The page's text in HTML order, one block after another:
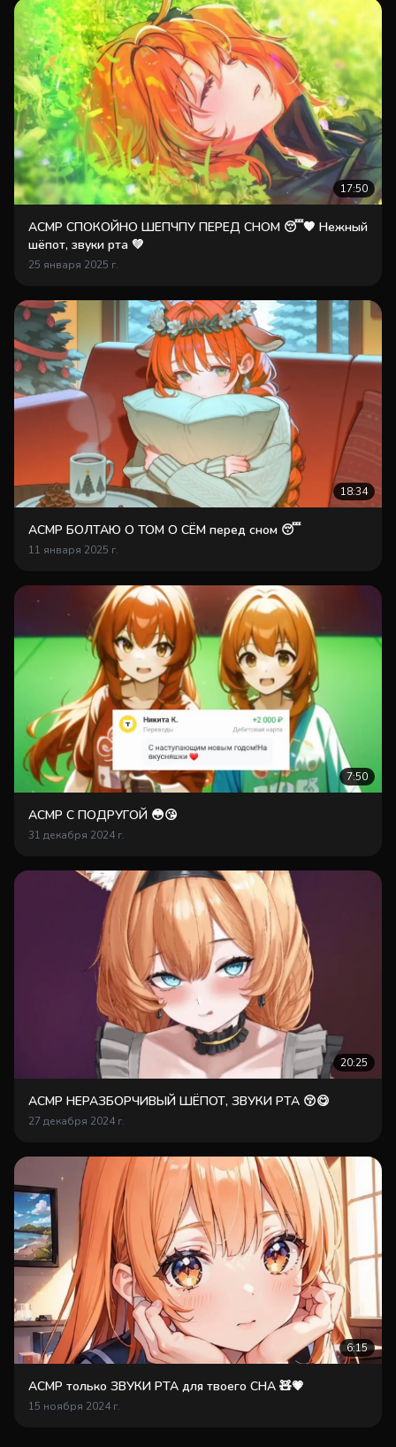
17:50
АСМР СПОКОЙНО ШЕПЧПУ ПЕРЕД СНОМ 😴🧡 Нежный
шёпот, звуки рта 💚
25 января 2025 г.
18:34
АСМР БОЛТАЮ О ТОМ О СЁМ перед сном 😴
11 января 2025 г.
7:50
АСМР С ПОДРУГОЙ 😳😘
31 декабря 2024 г.
20:25
АСМР НЕРАЗБОРЧИВЫЙ ШЁПОТ, ЗВУКИ РТА 😚😋
27 декабря 2024 г.
6:15
АСМР только ЗВУКИ РТА для твоего СНА 🧸💗
15 ноября 2024 г.